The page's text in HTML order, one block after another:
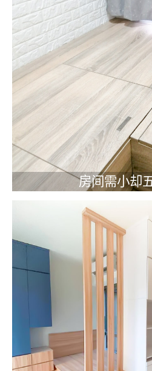
房间需小却